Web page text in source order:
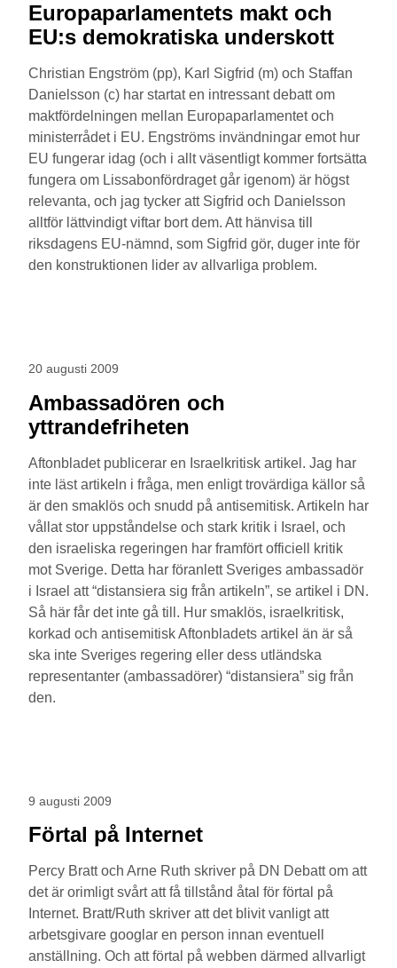
Europaparlamentets makt och
EU:s demokratiska underskott
Christian Engström (pp), Karl Sigfrid (m) och Staffan
Danielsson (c) har startat en intressant debatt om
maktfördelningen mellan Europaparlamentet och
ministerrådet i EU. Engströms invändningar emot hur
EU fungerar idag (och i allt väsentligt kommer fortsätta
fungera om Lissabonfördraget går igenom) är högst
relevanta, och jag tycker att Sigfrid och Danielsson
alltför lättvindigt viftar bort dem. Att hänvisa till
riksdagens EU-nämnd, som Sigfrid gör, duger inte för
den konstruktionen lider av allvarliga problem.
20 augusti 2009
Ambassadören och
yttrandefriheten
Aftonbladet publicerar en Israelkritisk artikel. Jag har
inte läst artikeln i fråga, men enligt trovärdiga källor så
är den smaklös och snudd på antisemitisk. Artikeln har
vållat stor uppståndelse och stark kritik i Israel, och
den israeliska regeringen har framfört officiell kritik
mot Sverige. Detta har föranlett Sveriges ambassadör
i Israel att “distansiera sig från artikeln”, se artikel i DN.
Så här får det inte gå till. Hur smaklös, israelkritisk,
korkad och antisemitisk Aftonbladets artikel än är så
ska inte Sveriges regering eller dess utländska
representanter (ambassadörer) “distansiera” sig från
den.
9 augusti 2009
Förtal på Internet
Percy Bratt och Arne Ruth skriver på DN Debatt om att
det är orimligt svårt att få tillstånd åtal för förtal på
Internet. Bratt/Ruth skriver att det blivit vanligt att
arbetsgivare googlar en person innan eventuell
anställning. Och att förtal på webben därmed allvarligt